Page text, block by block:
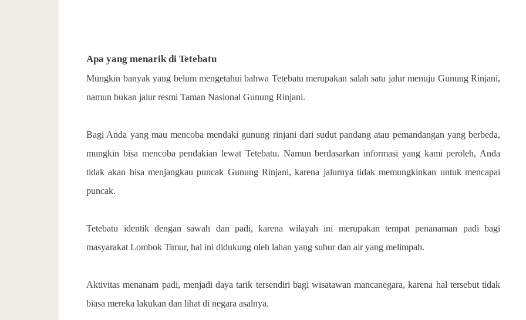
Apa yang menarik di Tetebatu
Mungkin banyak yang belum mengetahui bahwa Tetebatu merupakan salah satu jalur menuju Gunung Rinjani,
namun bukan jalur resmi Taman Nasional Gunung Rinjani.
Bagi Anda yang mau mencoba mendaki gunung rinjani dari sudut pandang atau pemandangan yang berbeda,
mungkin bisa mencoba pendakian lewat Tetebatu. Namun berdasarkan informasi yang kami peroleh, Anda
tidak akan bisa menjangkau puncak Gunung Rinjani, karena jalurnya tidak memungkinkan untuk mencapai
puncak.
Tetebatu identik dengan sawah dan padi, karena wilayah ini merupakan tempat penanaman padi bagi
masyarakat Lombok Timur, hal ini didukung oleh lahan yang subur dan air yang melimpah.
Aktivitas menanam padi, menjadi daya tarik tersendiri bagi wisatawan mancanegara, karena hal tersebut tidak
biasa mereka lakukan dan lihat di negara asalnya.